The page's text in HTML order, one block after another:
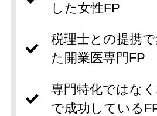
した女性FP
税理士との提携
た開業医専門FP
専門特化ではな
で成功している